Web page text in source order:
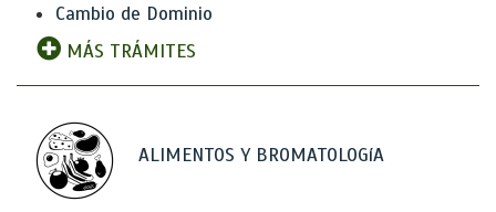
Cambio de Dominio
MÁS TRÁMITES
ALIMENTOS Y BROMATOLOGíA